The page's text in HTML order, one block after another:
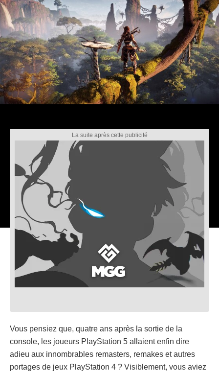
Vous pensiez que, quatre ans après la sortie de la
console, les joueurs PlayStation 5 allaient enfin dire
adieu aux innombrables remasters, remakes et autres
portages de jeux PlayStation 4 ? Visiblement, vous aviez